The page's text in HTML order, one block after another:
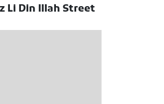
Li Din Illah Street